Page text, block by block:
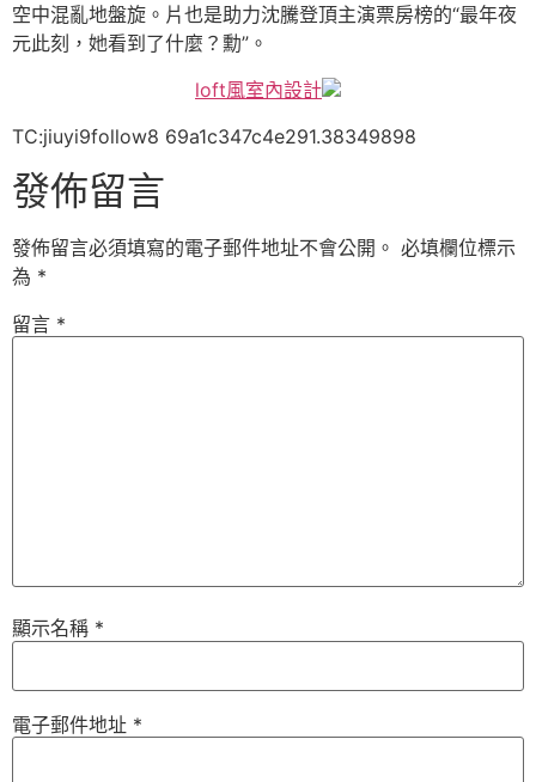
空中混亂地盤旋。片也是助力沈騰登頂主演票房榜的“最年夜
元此刻，她看到了什麼？勳”。
loft風室內設計
TC:jiuyi9follow8 69a1c347c4e291.38349898
發佈留言
發佈留言必須填寫的電子郵件地址不會公開。 必填欄位標示
為 *
留言 *
顯示名稱 *
電子郵件地址 *